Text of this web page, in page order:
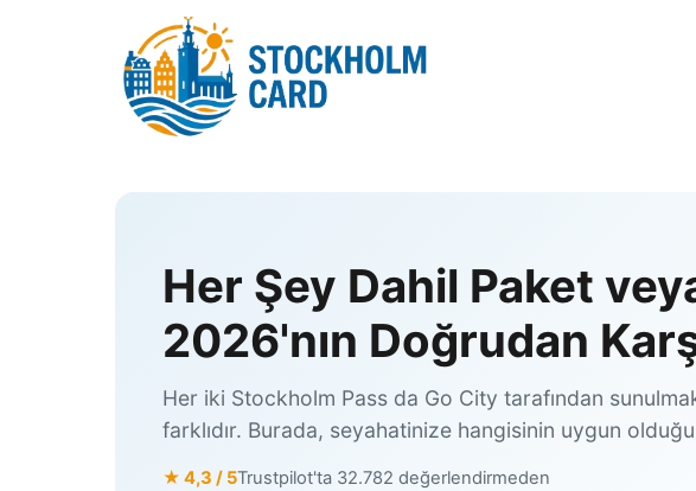
Her Şey Dahil Paket
2026'nın Doğrudan
Her iki Stockholm Pass da Go City tarafından
farklıdır. Burada, seyahatinize hangisinin uygun
★ 4,3 / 5Trustpilot'ta 32.782 değerlendirmeden